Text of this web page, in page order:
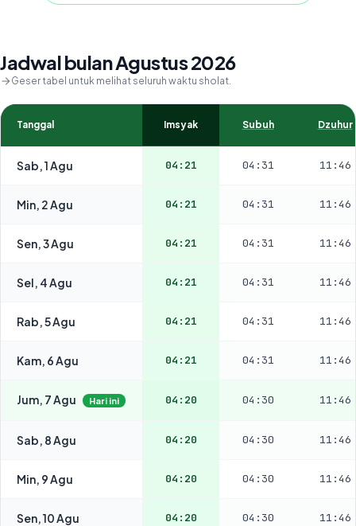
Jadwal bulan Agustus 2026
Geser tabel untuk melihat seluruh waktu sholat.
Tanggal Imsyak Subuh Dzuhur
Sab, 1 Agu 04:21 04:31 11:46
Min, 2 Agu 04:21 04:31 11:46
Sen, 3 Agu 04:21 04:31 11:46
Sel, 4 Agu 04:21 04:31 11:46
Rab, 5 Agu 04:21 04:31 11:46
Kam, 6 Agu 04:21 04:31 11:46
Jum, 7 Agu Hari ini 04:20 04:30 11:46
Sab, 8 Agu 04:20 04:30 11:46
Min, 9 Agu 04:20 04:30 11:46
Sen, 10 Agu 04:20 04:30 11:46